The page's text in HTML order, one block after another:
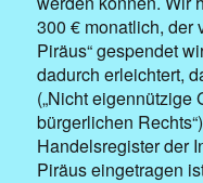
300 € monatlich, der
Piräus“ gespendet
dadurch erleichtert,
(„Nicht eigennützige
bürgerlichen
Handelsregister der
Piräus eingetragen